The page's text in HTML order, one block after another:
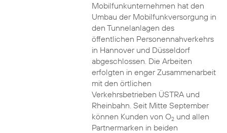
Mobilfunkunternehmen hat den
Umbau der Mobilfunkversorgung in
den Tunnelanlagen des
öffentlichen Personennahverkehrs
in Hannover und Düsseldorf
abgeschlossen. Die Arbeiten
erfolgten in enger Zusammenarbeit
mit den örtlichen
Verkehrsbetrieben ÜSTRA und
Rheinbahn. Seit Mitte September
können Kunden von O2und allen
Partnermarken in beiden